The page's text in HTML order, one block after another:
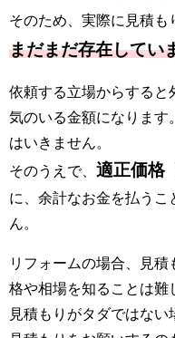
そのため、実際に見積も
まだまだ存在してい
依頼する立場からすると
気のいる金額になります
はいきません。
そのうえで、 適正価格
に、余計なお金を払う
ん。
リフォームの場合、見
格や相場を知ることは難
見積もりがタダではな